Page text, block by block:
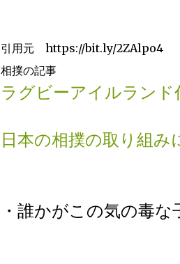
引用元 https://bit.ly/2ZAlpo4
相撲の記事
ラグビーアイルラン
日本の相撲の取り組み
・誰かがこの気の毒